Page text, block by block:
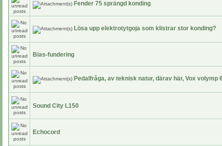
Fender 75 sprängd konding
Lösa upp elektrotytgoja som klistrar stor konding?
Bias-fundering
Pedalfråga, av teknisk natur, därav här, Vox volymp
Sound City L150
Echocord